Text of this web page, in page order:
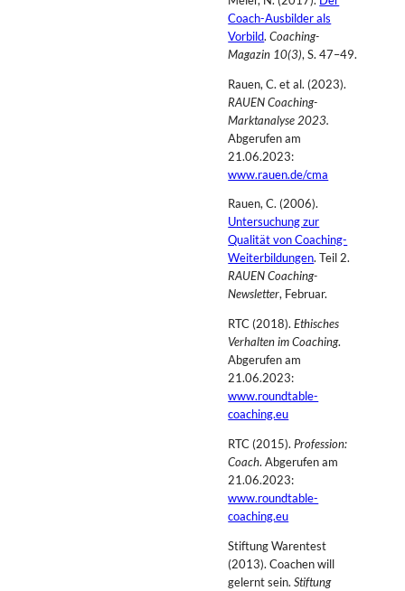
Coach-Ausbilder als
Vorbild.Coaching-
Magazin 10(3), S. 47–49.
Rauen, C. et al. (2023).
RAUEN Coaching-
Marktanalyse 2023.
Abgerufen am
21.06.2023:
www.rauen.de/cma
Rauen, C. (2006).
Untersuchung zur
Qualität von Coaching-
Weiterbildungen. Teil 2.
RAUEN Coaching-
Newsletter, Februar.
RTC (2018).Ethisches
Verhalten im Coaching.
Abgerufen am
21.06.2023:
www.roundtable-
coaching.eu
RTC (2015). Profession:
Coach. Abgerufen am
21.06.2023:
www.roundtable-
coaching.eu
Stiftung Warentest
(2013). Coachen will
gelernt sein.Stiftung